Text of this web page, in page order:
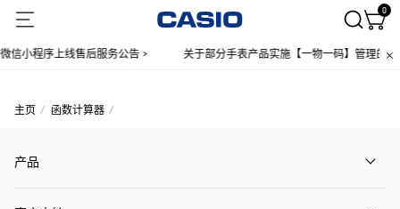
0
信小程序上线售后服务公告 > 关于部分手表产品实施【一物一码】管理的公
主页 函数计算器
产品